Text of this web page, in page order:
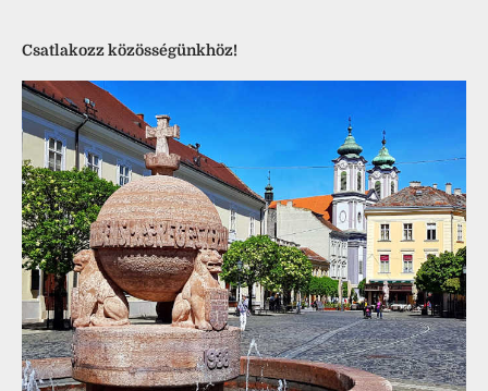
Csatlakozz közösségünkhöz!